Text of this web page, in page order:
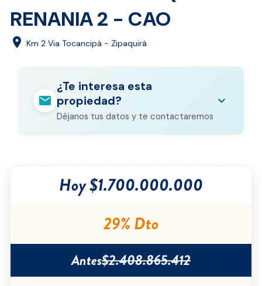
RENANIA 2 - CAO
location_on Km 2 Via Tocancipá - Zipaquirá
mail
¿Te interesa esta
propiedad?
Déjanos tus datos y te contactaremos
expand_more
Correo electrónicoHoy $1.700.000.000
29% Dto
Antes$2.408.865.412